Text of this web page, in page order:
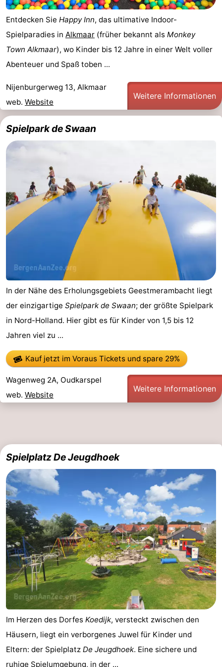
trinken
Praktisch
Forum
Route
-
Parken
Reisebuchshop
Medizin
Adressen
Region
Nordholland
-
Natur
Schoorlse
Bergen
Zee
-
Alkmaar
-
Noordhollands
-
aan
Natur
Kennermerland
-
Haarlem
-
Leiden
Bollenstreek
-
Natur
Hollands
Duin
-
Noordwijk
-
Katwijk
-
Scheveningen
-
Den
Haag
Rotterdam
-
Rockanje
Wetter
Kontakt
Entdecken Sie Happy Inn, das ultimative Indoor-
Spielparadies in Alkmaar (früher bekannt als Monkey
Town Alkmaar), wo Kinder bis 12 Jahre in einer Welt voller
Abenteuer und Spaß toben ...
Nijenburgerweg 13, Alkmaar
web. Website
Weitere Informationen
Spielpark de Swaan
In der Nähe des Erholungsgebiets Geestmerambacht liegt
der einzigartige Spielpark de Swaan; der größte Spielpark
in Nord-Holland. Hier gibt es für Kinder von 1,5 bis 12
Jahren viel zu ...
Kauf jetzt im Voraus Tickets und spare 29%
Wagenweg 2A, Oudkarspel
web. Website
Weitere Informationen
Spielplatz De Jeugdhoek
Im Herzen des Dorfes Koedijk, versteckt zwischen den
Häusern, liegt ein verborgenes Juwel für Kinder und
Eltern: der Spielplatz De Jeugdhoek. Eine sichere und
ruhige Spielumgebung, in der ...